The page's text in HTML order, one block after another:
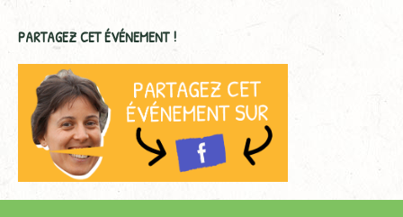
PARTAGEZ CET ÉVÉNEMENT !